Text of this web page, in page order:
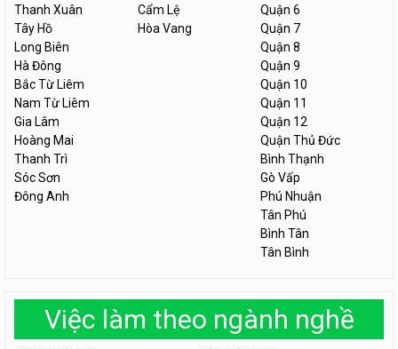
Thanh Xuân
Tây Hồ
Long Biên
Hà Đông
Bắc Từ Liêm
Nam Từ Liêm
Gia Lâm
Hoàng Mai
Thanh Trì
Sóc Sơn
Đông Anh
Cẩm Lệ
Hòa Vang
Quận 6
Quận 7
Quận 8
Quận 9
Quận 10
Quận 11
Quận 12
Quận Thủ Đức
Bình Thạnh
Gò Vấp
Phú Nhuận
Tân Phú
Bình Tân
Tân Bình
Việc làm theo ngành nghề